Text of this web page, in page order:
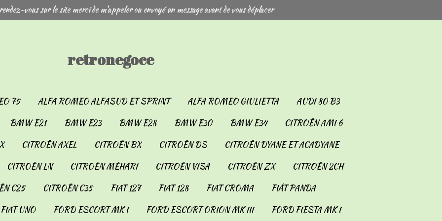
vous sur le site merci de m'appeler ou envoyé un message avant de vous déplacer
retronegoce
75 ALFA ROMEO ALFASUD ET SPRINT ALFA ROMEO GIULIETTA
AUDI 80 B3
BMW E21 BMW E23 BMW E28 BMW E30 BMW E34
CITROËN AMI 6
CITROËN AXEL CITROËN BX CITROËN DS
CITROËN DYANE ET ACADYANE
CITROËN LN CITROËN MÉHARI CITROËN VISA CITROËN ZX
CITROËN 2CH
C25 CITROËN C35 FIAT 127 FIAT 128 FIAT CROMA
FIÂT PANDA
FIAT UNO FORD ESCORT MK I FORD ESCORT ORION MK III
FORD FIESTA MK I